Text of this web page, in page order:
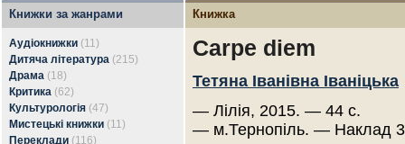
Книжки за жанрами
Аудіокнижки (11)
Дитяча література (215)
Драма (18)
Критика (62)
Культурологія (47)
Мистецькі книжки (11)
Переклади (116)
Книжка
Carpe diem
Тетяна Іванівна Іваніцька
— Лілія, 2015. — 44 с.
— м.Тернопіль. — Наклад